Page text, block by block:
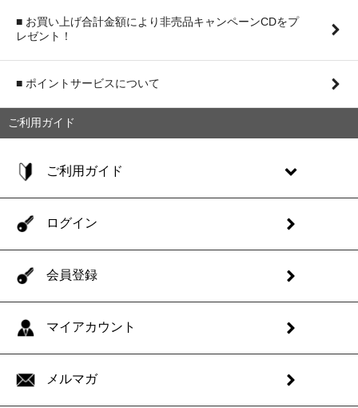
■ お買い上げ合計金額により非売品キャンペーンCDをプ
レゼント！
■ ポイントサービスについて
ご利用ガイド
ご利用ガイド
ログイン
会員登録
マイアカウント
メルマガ